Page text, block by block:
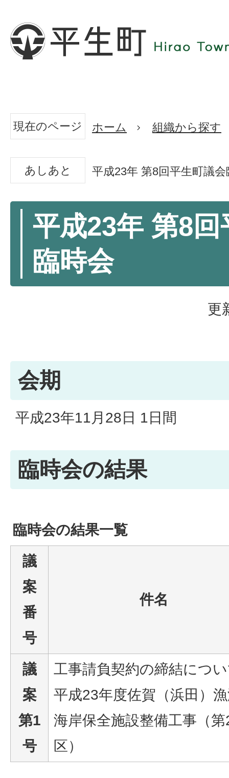
現在のページ ホーム 組織から探す
あしあと 平成23年 第8回平生町議会
平成23年 第8
臨時会
更
会期
平成23年11月28日 1日間
臨時会の結果
臨時会の結果一覧
議
案
番
号
件名
議
案
第1
号
工事請負契約の締結につ
平成23年度佐賀（浜田）
海岸保全施設整備工事（第
区）